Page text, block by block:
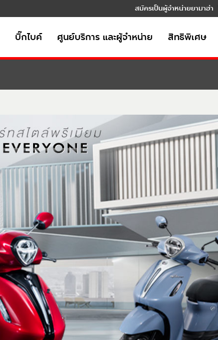
สมัครเป็นผู้จำหน่ายยามาฮ่า
บิ๊กไบค์ ศูนย์บริการ และผู้จำหน่าย สิทธิพิเศษ